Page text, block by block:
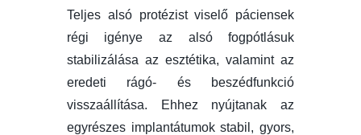
Teljes alsó protézist viselő páciensek
régi igénye az alsó fogpótlásuk
stabilizálása az esztétika, valamint az
eredeti rágó- és beszédfunkció
visszaállítása. Ehhez nyújtanak az
egyrészes implantátumok stabil, gyors,